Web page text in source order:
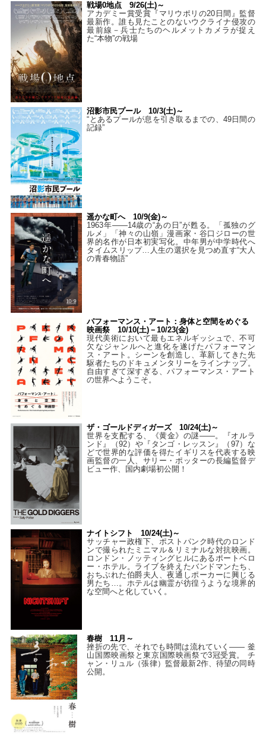
戦場0地点 9/26(土)～
アカデミー賞受賞『マリウポリの20日間』監督
最新作。誰も見たことのないウクライナ侵攻の
最前線－兵士たちのヘルメットカメラが捉え
た“本物”の戦場
沼影市民プール 10/3(土)～
“とあるプールが息を引き取るまでの、49日間の
記録”
遥かな町へ 10/9(金)～
1963年――14歳の“あの日”が甦る。「孤独のグ
ルメ」「神々の山嶺」漫画家・谷口ジローの世
界的名作が日本初実写化。中年男が中学時代へ
タイムスリップ…人生の選択を見つめ直す“大人
の青春物語”
パフォーマンス・アート：身体と空間をめぐる
映画祭 10/10(土)－10/23(金)
現代美術において最もエネルギッシュで、不可
欠なジャンルへと進化を遂げたパフォーマン
ス・アート。シーンを創造し、革新してきた先
駆者たちのドキュメンタリーをラインナップ。
自由すぎて深すぎる、パフォーマンス・アート
の世界へようこそ。
ザ・ゴールドディガーズ 10/24(土)～
世界を支配する、《黄金》の謎――。『オルラ
ンド』（92）や『タンゴ・レッスン』（97）な
どで世界的な評価を得たイギリスを代表する映
画監督の一人、サリー・ポッターの長編監督デ
ビュー作、国内劇場初公開！
ナイトシフト 10/24(土)～
サッチャー政権下、ポストパンク時代のロンド
ンで撮られたミニマル＆リミナルな対抗映画。
ロンドン・ノッティングヒルにあるポートベロ
ー・ホテル。ライブを終えたバンドマンたち、
おちぶれた伯爵夫人、夜通しポーカーに興じる
男たち…。ホテルは幽霊が彷徨うような境界的
な空間へと化していく。
春樹 11月～
挫折の先で、それでも時間は流れていく—— 釜
山国際映画祭と東京国際映画祭で3冠受賞。 チ
ャン・リュル（張律）監督最新2作、待望の同時
公開。